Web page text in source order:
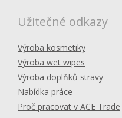
Užitečné odkazy
Výroba kosmetiky
Výroba wet wipes
Výroba doplňků stravy
Nabídka práce
Proč pracovat v ACE Trade